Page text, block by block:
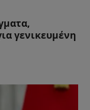
γενικευμένη